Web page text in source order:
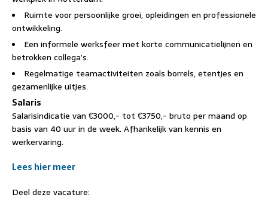
Ruimte voor persoonlijke groei, opleidingen en professionele
ontwikkeling.
Een informele werksfeer met korte communicatielijnen en
betrokken collega’s.
Regelmatige teamactiviteiten zoals borrels, etentjes en
gezamenlijke uitjes.
Salaris
Salarisindicatie van €3000,- tot €3750,- bruto per maand op
basis van 40 uur in de week. Afhankelijk van kennis en
werkervaring.
Lees hier meer
Deel deze vacature: